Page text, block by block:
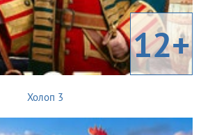
12+
Холоп 3